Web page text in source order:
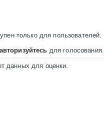
только для пользователей.
авторизуйтесь для голосования.
данных для оценки.